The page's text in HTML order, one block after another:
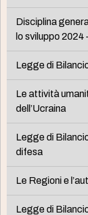
Disciplina
lo sviluppo 2024
Legge di
Le attività
dell’Ucraina
Legge di
difesa
Le Regioni e
Legge di